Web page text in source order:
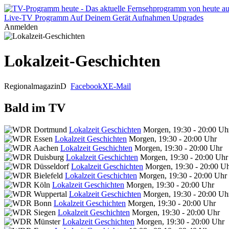
Live-TV Programm Auf Deinem Gerät Aufnahmen Upgrades
Anmelden
Lokalzeit-Geschichten
RegionalmagazinD FacebookXE-Mail
Bald im TV
Lokalzeit Geschichten Morgen, 19:30 - 20:00
Lokalzeit Geschichten Morgen, 19:30 - 20:00 Uhr
Lokalzeit Geschichten Morgen, 19:30 - 20:00 Uhr
Lokalzeit Geschichten Morgen, 19:30 - 20:00 Uhr
Lokalzeit Geschichten Morgen, 19:30 - 20:00
Lokalzeit Geschichten Morgen, 19:30 - 20:00 Uhr
Lokalzeit Geschichten Morgen, 19:30 - 20:00 Uhr
Lokalzeit Geschichten Morgen, 19:30 - 20:00
Lokalzeit Geschichten Morgen, 19:30 - 20:00 Uhr
Lokalzeit Geschichten Morgen, 19:30 - 20:00 Uhr
Lokalzeit Geschichten Morgen, 19:30 - 20:00 Uhr